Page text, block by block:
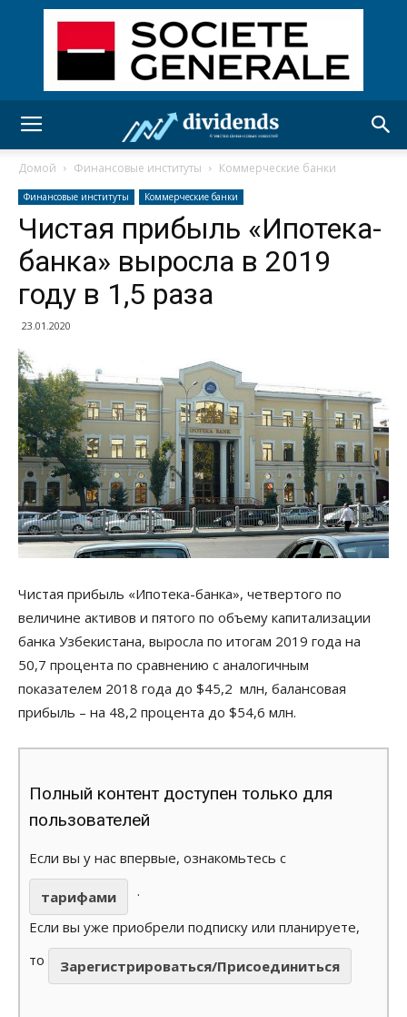
Домой Финансовые институты Коммерческие банки
Финансовые институты Коммерческие банки
Чистая прибыль «Ипотека-
банка» выросла в 2019
году в 1,5 раза
23.01.2020
Чистая прибыль «Ипотека-банка», четвертого по
величине активов и пятого по объему капитализации
банка Узбекистана, выросла по итогам 2019 года на
50,7 процента по сравнению с аналогичным
показателем 2018 года до $45,2 млн, балансовая
прибыль – на 48,2 процента до $54,6 млн.
Полный контент доступен только для
пользователей
Если вы у нас впервые, ознакомьтесь с
тарифами
.
Если вы уже приобрели подписку или планируете,
то
Зарегистрироваться/Присоединиться